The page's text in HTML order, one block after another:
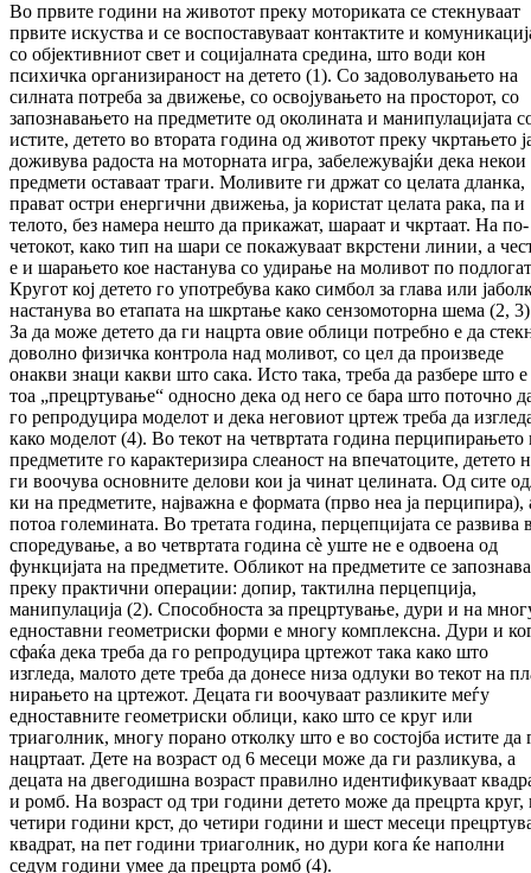
Во првите години на животот преку мо­то­ри­ка­та се стекнуваат
првите искуства и се вос­пос­тавуваат контактите и
со об­јективниот свет и социјалната средина, што води кон
психичка организираност на де­тето (1). Со задоволувањето на
силната пот­реба за движење, со освојувањето на прос­торот, со
запознавањето на предметите од околината и манипулацијата
истите, де­тето во втората година од животот преку чкр­тањето
доживува радоста на моторната игра, забележувајќи дека некои
предмети ос­та­ваат траги. Моливите ги држат со целата длан­ка,
прават остри енергични движења, ја ко­ристат целата рака, па и
телото, без на­ме­ра нешто да прикажат, шараат и чкртаат. На по­
четокот, како тип на шари се покажуваат вкрс­тени линии, а
е и шарањето кое нас­танува со удирање на моливот по
Кругот кој детето го употребува како сим­бол за глава или
настанува во ета­пата на шкртање како сензомоторна шема (2,
За да може детето да ги нацрта овие обли­ци потребно е да
доволно фи­зич­ка контрола над моливот, со цел да произ­ве­де
онакви знаци какви што сака. Исто така, тре­ба да разбере што е
тоа „прецртување“ од­носно дека од него се бара што поточно
го репродуцира моделот и дека неговиот цр­те­ж треба да
како моделот (4). Во те­кот на четвртата година перципирањето
пред­метите го карактеризира слеаност на впе­чатоците, детето
ги воочува основните де­лови кои ја чинат целината. Од сите
ки на предметите, најважна е формата (прво неа ја перципира),
потоа големината. Во тре­та­та година, перцепцијата се развива
спо­редување, а во четвртата година сè уште не е одвоена од
функцијата на предметите. Об­ликот на предметите се запознава
преку прак­тични операции: допир, тактилна пер­цеп­ција,
манипулација (2). Способноста за пре­цртување, дури и на
едноставни гео­метриски форми е многу комплексна. Дури и
сфаќа дека треба да го ре­про­ду­ци­ра цртежот така како што
изгледа, малото де­те треба да донесе низа одлуки во текот на
нирањето на цртежот. Децата ги воо­чу­ваат разликите меѓу
едноставните геометриски об­лици, како што се круг или
триаголник, мно­гу порано отколку што е во состојба ис­ти­те да
нацртаат. Дете на возраст од 6 ме­се­ци може да ги разликува, а
децата на две­го­диш­на возраст правилно идентификуваат
и ромб. На возраст од три години де­тето може да прецрта круг,
четири го­ди­ни крст, до четири години и шест месеци
квадрат, на пет години триа­гол­ник, но дури кога ќе наполни
седум години умее да прецрта ромб (4).